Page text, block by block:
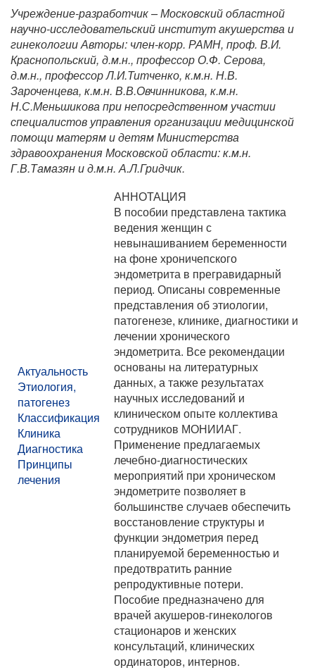
Учреждение-разработчик – Московский областной
научно-исследовательский институт акушерства и
гинекологии Авторы: член-корр. РАМН, проф. В.И.
Краснопольский, д.м.н., профессор О.Ф. Серова,
д.м.н., профессор Л.И.Титченко, к.м.н. Н.В.
Зароченцева, к.м.н. В.В.Овчинникова, к.м.н.
Н.С.Меньшикова при непосредственном участии
специалистов управления организации медицинской
помощи матерям и детям Министерства
здравоохранения Московской области: к.м.н.
Г.В.Тамазян и д.м.н. А.Л.Гридчик.
Актуальность
Этиология,
патогенез
Классификация
Клиника
Диагностика
Принципы
лечения
АННОТАЦИЯ
В пособии представлена тактика
ведения женщин с
невынашиванием беременности
на фоне хроничепского
эндометрита в прегравидарный
период. Описаны современные
представления об этиологии,
патогенезе, клинике, диагностики и
лечении хронического
эндометрита. Все рекомендации
основаны на литературных
данных, а также результатах
научных исследований и
клиническом опыте коллектива
сотрудников МОНИИАГ.
Применение предлагаемых
лечебно-диагностических
мероприятий при хроническом
эндометрите позволяет в
большинстве случаев обеспечить
восстановление структуры и
функции эндометрия перед
планируемой беременностью и
предотвратить ранние
репродуктивные потери.
Пособие предназначено для
врачей акушеров-гинекологов
стационаров и женских
консультаций, клинических
ординаторов, интернов.